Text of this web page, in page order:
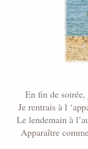
En fin de
Je rentrais à l
Le lendemain à
Apparaître